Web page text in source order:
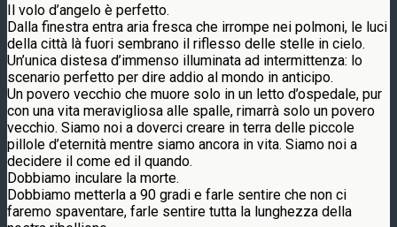
Il volo d’angelo è perfetto.
Dalla finestra entra aria fresca che irrompe nei polmoni, le luci
della città là fuori sembrano il riflesso delle stelle in cielo.
Un’unica distesa d’immenso illuminata ad intermittenza: lo
scenario perfetto per dire addio al mondo in anticipo.
Un povero vecchio che muore solo in un letto d’ospedale, pur
con una vita meravigliosa alle spalle, rimarrà solo un povero
vecchio. Siamo noi a doverci creare in terra delle piccole
pillole d’eternità mentre siamo ancora in vita. Siamo noi a
decidere il come ed il quando.
Dobbiamo inculare la morte.
Dobbiamo metterla a 90 gradi e farle sentire che non ci
faremo spaventare, farle sentire tutta la lunghezza della